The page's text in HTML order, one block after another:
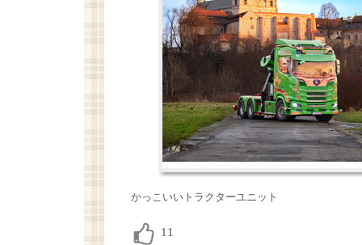
かっこいいトラクターユニット